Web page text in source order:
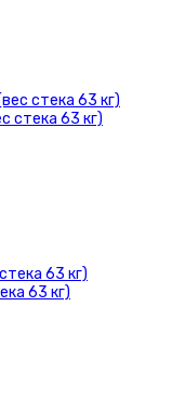
стека 63 кг)
63 кг)